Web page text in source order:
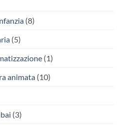
(8)
(5)
(1)
animata (10)
(3)